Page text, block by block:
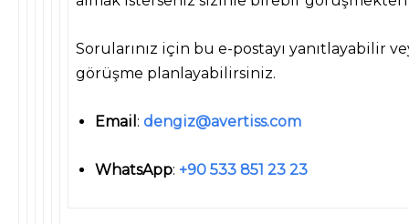
Sorularınız için bu e-postayı yanıtlayabilir
görüşme planlayabilirsiniz.
Email : dengiz@avertiss.com
WhatsApp: +90 533 851 23 23